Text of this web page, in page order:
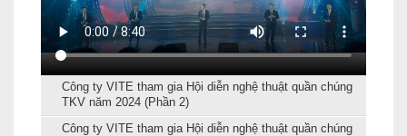
Công ty VITE tham gia Hội diễn nghệ thuật quần chúng
TKV năm 2024 (Phần 2)
Công ty VITE tham gia Hội diễn nghệ thuật quần chúng